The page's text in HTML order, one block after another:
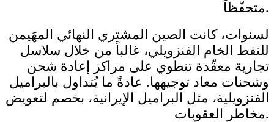
متحفّظاً.
لسنوات، كانت الصين المشتري النهائي المهَيمن
للنفط الخام الفنزويلي، غالباً من خلال سلاسل
تجارية معقّدة تنطوي على مراكز إعادة شحن
وشحنات معاد توجيهها. عادةً ما يُتداول بالبراميل
الفنزويلية، مثل البراميل الإيرانية، بخصم لتعويض
مخاطر العقوبات.